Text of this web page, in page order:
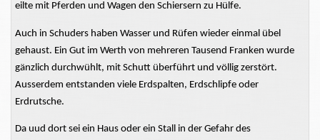
eilte mit Pferden und Wagen den Schiersern zu Hülfe.
Auch in Schuders haben Wasser und Rüfen wieder einmal übel
gehaust. Ein Gut im Werth von mehreren Tausend Franken wurde
gänzlich durchwühlt, mit Schutt überführt und völlig zerstört.
Ausserdem entstanden viele Erdspalten, Erdschlipfe oder
Erdrutsche.
Da uud dort sei ein Haus oder ein Stall in der Gefahr des